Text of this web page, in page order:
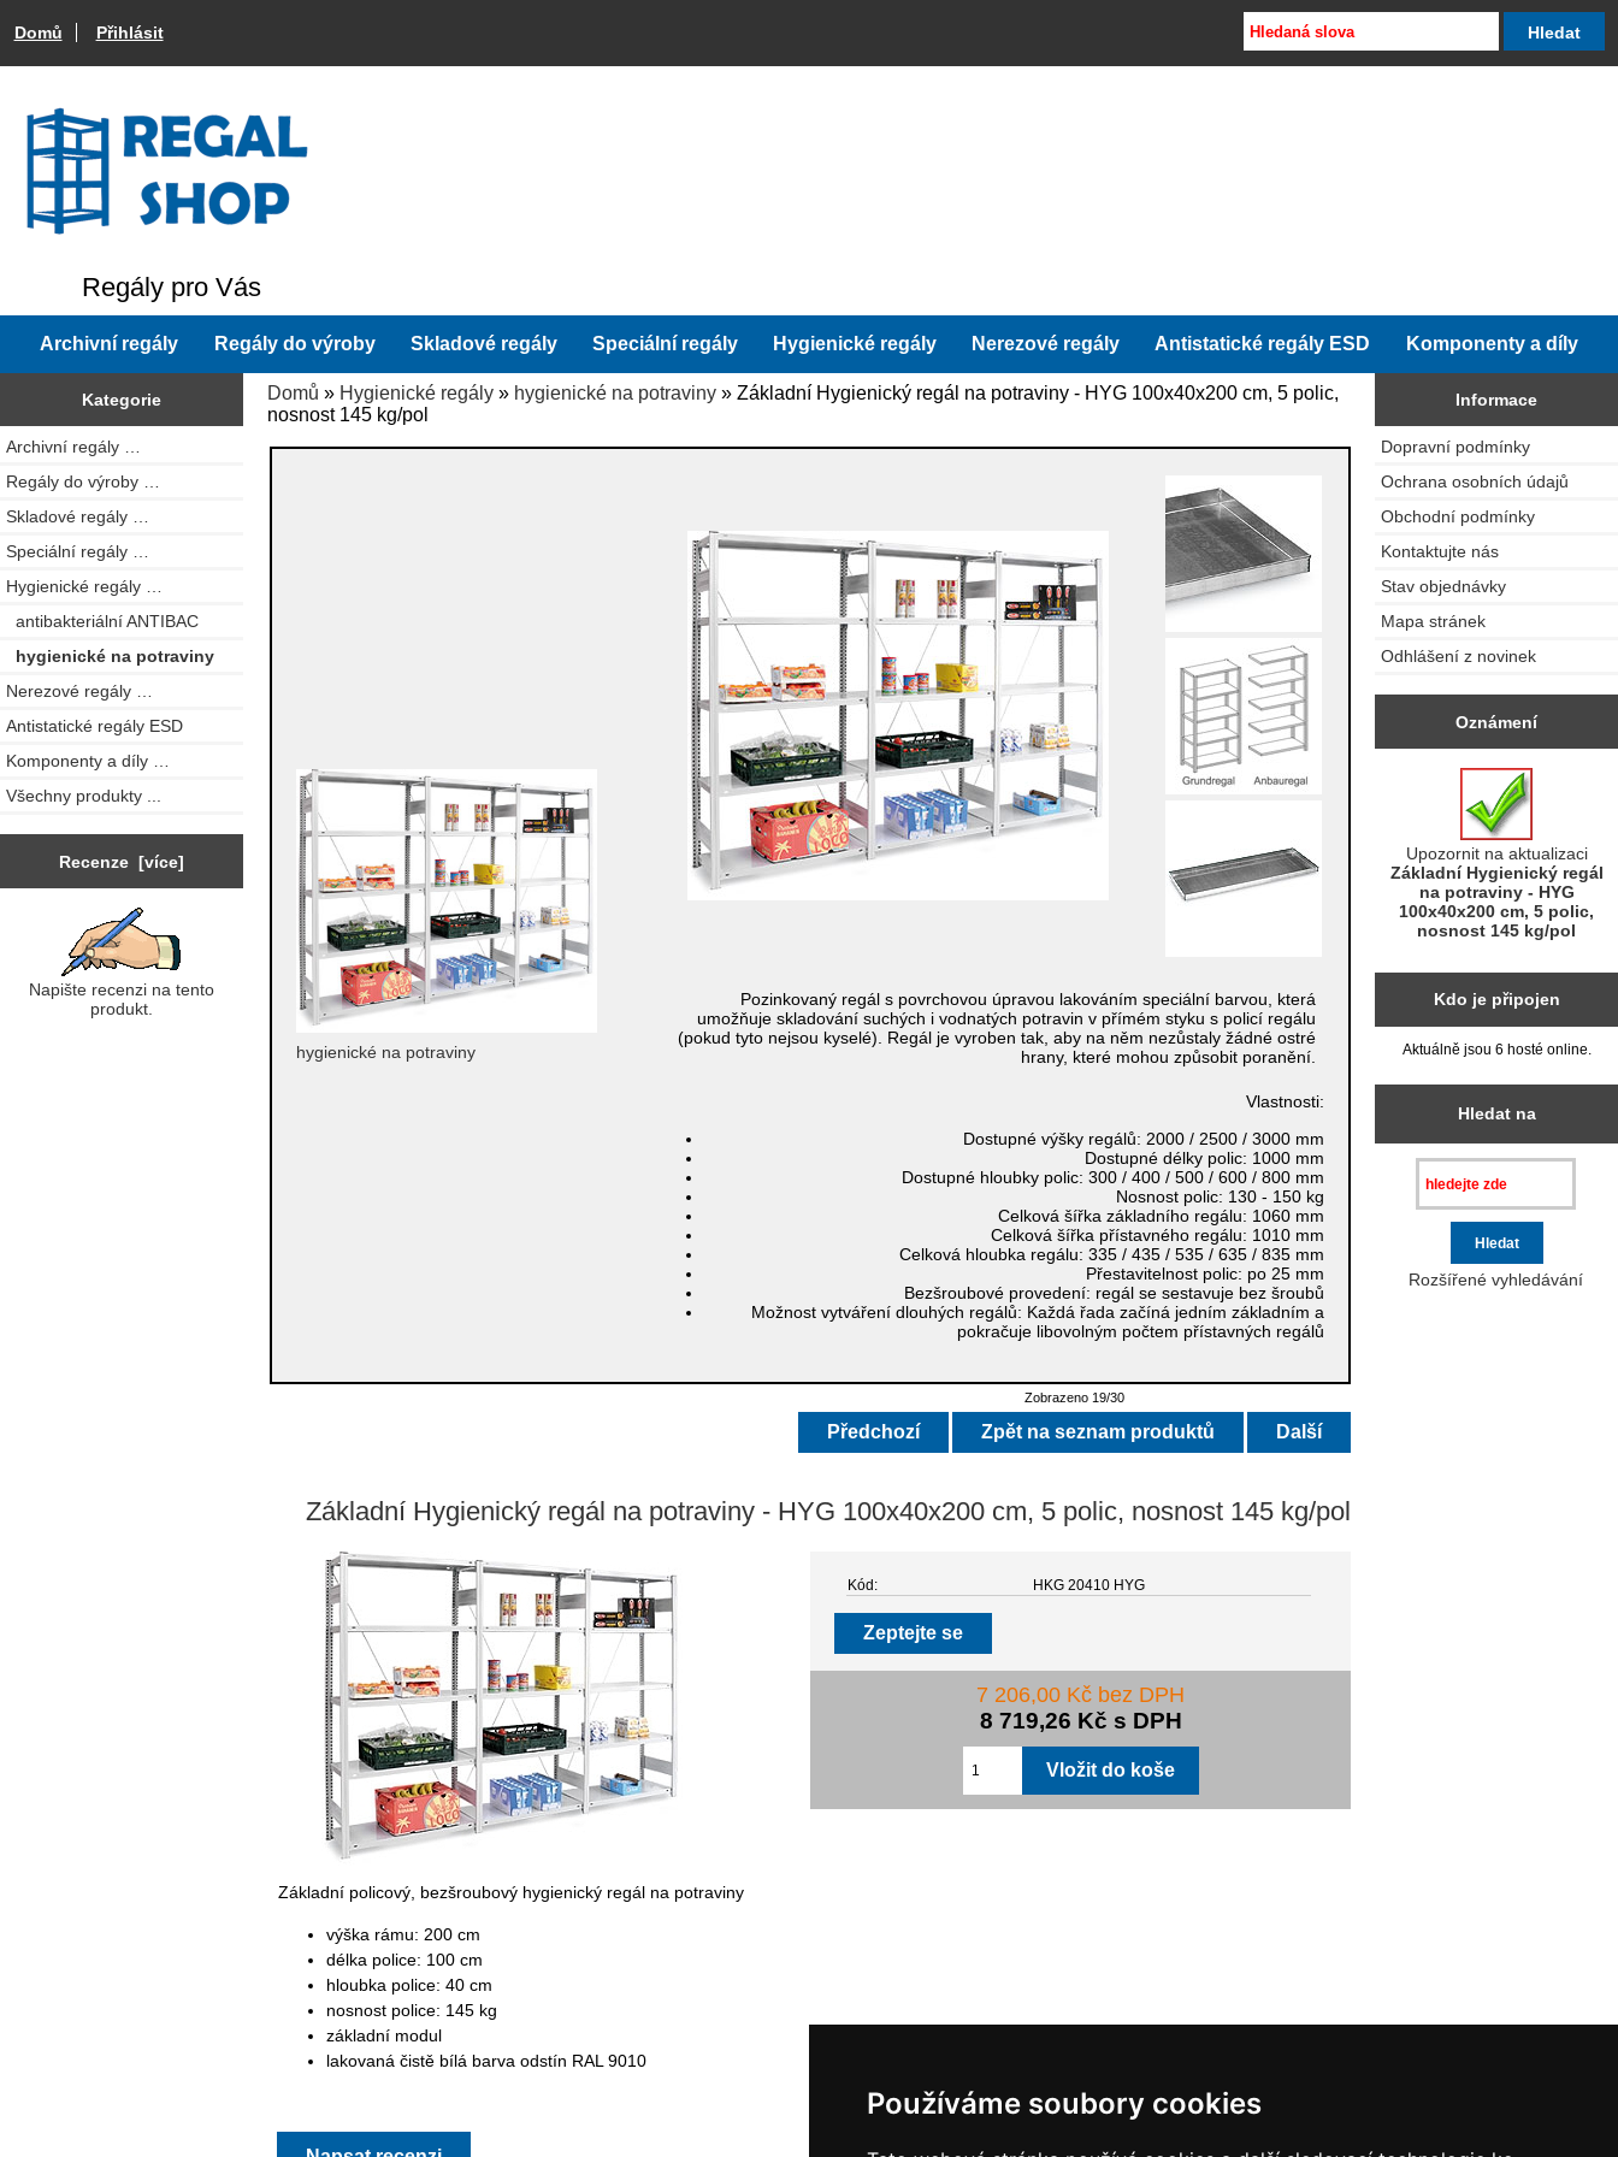
Používáme soubory cookies
Domů Přihlásit
Regály pro Vás
Archivní regály Regály do výroby Skladové regály Speciální regály Hygienické regály Nerezové regály Antistatické regály ESD Komponenty a díly
Kategorie
Archivní regály …
Regály do výroby …
Skladové regály …
Speciální regály …
Hygienické regály …
antibakteriální ANTIBAC
hygienické na potraviny
Nerezové regály …
Antistatické regály ESD
Komponenty a díly …
Všechny produkty ...
Recenze [více]
Napište recenzi na tento
produkt.
Domů » Hygienické regály » hygienické na potraviny » Základní Hygienický regál na potraviny - HYG 100x40x200 cm, 5 polic,
nosnost 145 kg/pol
hygienické na potraviny
Pozinkovaný regál s povrchovou úpravou lakováním speciální barvou, která
umožňuje skladování suchých i vodnatých potravin v přímém styku s policí regálu
(pokud tyto nejsou kyselé). Regál je vyroben tak, aby na něm nezůstaly žádné ostré
hrany, které mohou způsobit poranění.
Vlastnosti:
Dostupné výšky regálů: 2000 / 2500 / 3000 mm
Dostupné délky polic: 1000 mm
Dostupné hloubky polic:300 / 400 / 500 / 600 / 800 mm
Nosnost polic: 130 - 150 kg
Celková šířka základního regálu: 1060 mm
Celková šířka přístavného regálu: 1010 mm
Celková hloubka regálu:335 / 435 / 535 / 635 / 835 mm
Přestavitelnost polic: po 25 mm
Bezšroubové provedení: regál se sestavuje bez šroubů
Možnost vytváření dlouhých regálů: Každá řada začíná jedním základním a
pokračuje libovolným počtem přístavných regálů
Zobrazeno 19/30
Předchozí Zpět na seznam produktů Další
Základní Hygienický regál na potraviny - HYG 100x40x200 cm, 5 polic, nosnost 145 kg/pol
Kód: HKG 20410 HYG
Zeptejte se
7 206,00 Kč bez DPH
8 719,26 Kč s DPH
Základní policový, bezšroubový hygienický regál na potraviny
výška rámu: 200 cm
délka police: 100 cm
hloubka police: 40 cm
nosnost police: 145 kg
základní modul
lakovaná čistě bílá barva odstín RAL 9010
Informace
Dopravní podmínky
Ochrana osobních údajů
Obchodní podmínky
Kontaktujte nás
Stav objednávky
Mapa stránek
Odhlášení z novinek
Oznámení
Upozornit na aktualizaci
Základní Hygienický regál
na potraviny - HYG
100x40x200 cm, 5 polic,
nosnost 145 kg/pol
Kdo je připojen
Aktuálně jsou 6 hosté online.
Hledat na
Rozšířené vyhledávání